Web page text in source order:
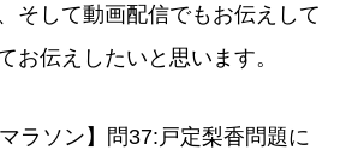
そして動画配信でもお伝えして
お伝えしたいと思います。
ラソン】問37:戸定梨香問題に